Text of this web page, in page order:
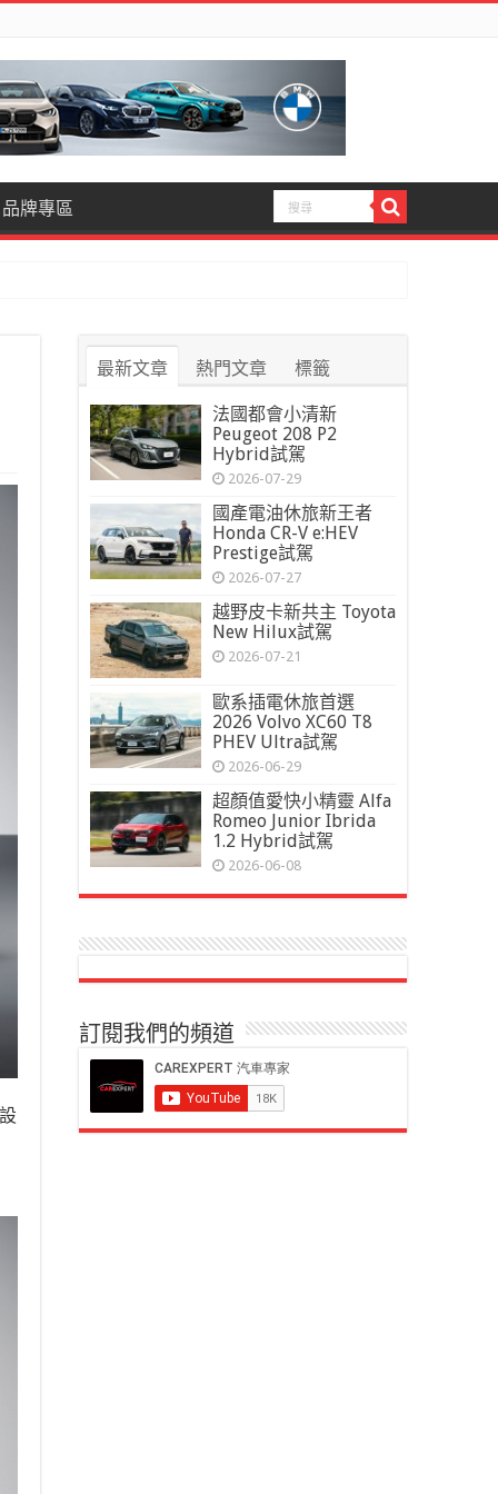
品牌專區
最新文章 熱門文章 標籤
法國都會小清新
Peugeot 208 P2
Hybrid試駕
2026-07-29
國產電油休旅新王者
Honda CR-V e:HEV
Prestige試駕
2026-07-27
越野皮卡新共主 Toyota
New Hilux試駕
2026-07-21
歐系插電休旅首選
2026 Volvo XC60 T8
PHEV Ultra試駕
2026-06-29
超顏值愛快小精靈 Alfa
Romeo Junior Ibrida
1.2 Hybrid試駕
2026-06-08
訂閱我們的頻道